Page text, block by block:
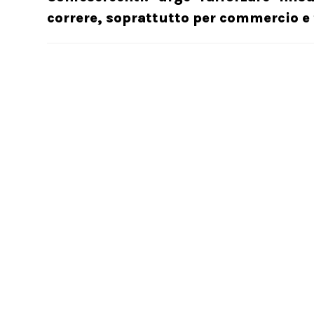
correre, soprattutto per commercio